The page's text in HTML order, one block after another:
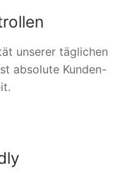
unserer täglichen
absolute Kunden-